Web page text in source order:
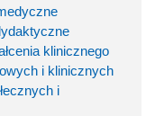
klinicznego
i klinicznych
i